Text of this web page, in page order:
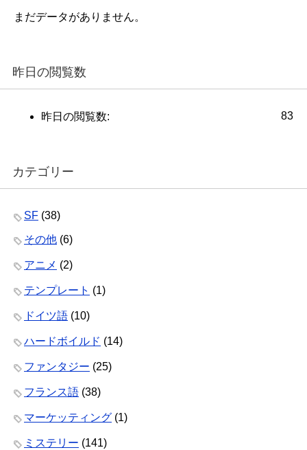
まだデータがありません。
昨日の閲覧数
83
昨日の閲覧数:
カテゴリー
SF (38)
その他 (6)
アニメ (2)
テンプレート (1)
ドイツ語 (10)
ハードボイルド (14)
ファンタジー (25)
フランス語 (38)
マーケッティング (1)
ミステリー (141)